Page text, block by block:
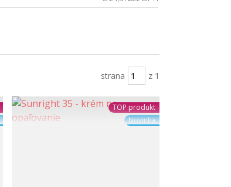
strana z 1
TOP produkt
Novinka